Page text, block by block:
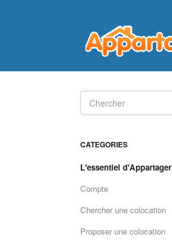
CATEGORIES
L'essentiel d'Appartager
Compte
Chercher une colocation
Proposer une colocation